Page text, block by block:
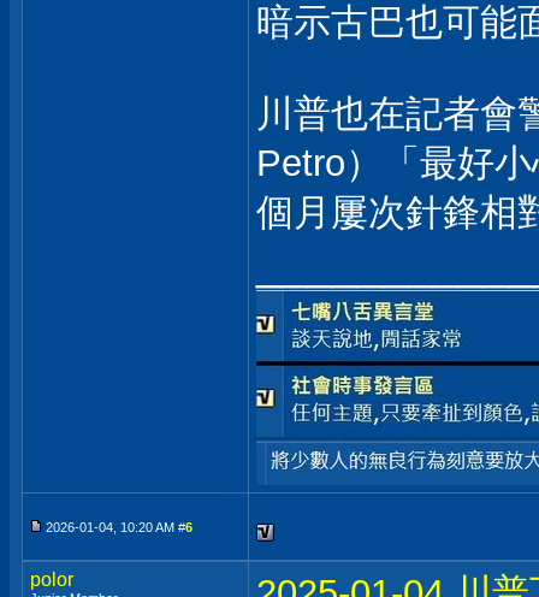
暗示古巴也可能
川普也在記者會
Petro）「最好
個月屢次針鋒相
2026-01-04, 10:20 AM #6
polor